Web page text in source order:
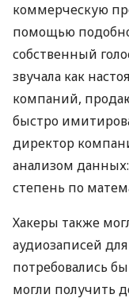
коммерческую
помощью
собственный
звучала как
компаний,
быстро
директор
анализом
степень по
Хакеры также
аудиозаписей
потребовались
могли получить